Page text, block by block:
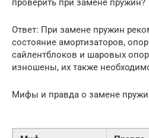
Ответ: При замене пружин
состояние амортизаторов,
сайлентблоков и шаровых
изношены, их также
Мифы и правда о замене